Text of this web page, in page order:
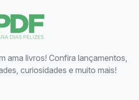
ama livros! Confira lançamentos,
curiosidades e muito mais!